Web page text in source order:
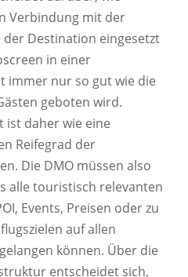
Verbindung mit der
Destination eingesetzt
in einer
immer nur so gut wie die
geboten wird.
ist daher wie eine
Reifegrad der
Die DMO müssen also
alle touristisch relevanten
Events, Preisen oder zu
auf allen
können. Über die
entscheidet sich,